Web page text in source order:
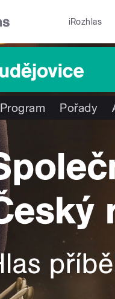
iRozhlas
Program Pořady